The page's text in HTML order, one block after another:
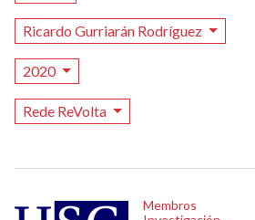
Ricardo Gurriarán Rodríguez
2020
Rede ReVolta
Membros